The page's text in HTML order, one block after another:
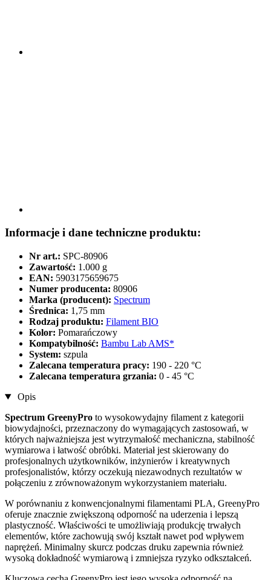
Informacje i dane techniczne produktu:
Nr art.: SPC-80906
Zawartość: 1.000 g
EAN: 5903175659675
Numer producenta: 80906
Marka (producent): Spectrum
Średnica: 1,75 mm
Rodzaj produktu: Filament BIO
Kolor: Pomarańczowy
Kompatybilność: Bambu Lab AMS*
System: szpula
Zalecana temperatura pracy: 190 - 220 °C
Zalecana temperatura grzania: 0 - 45 °C
Opis
Spectrum GreenyPro to wysokowydajny filament z kategorii
biowydajności, przeznaczony do wymagających zastosowań, w
których najważniejsza jest wytrzymałość mechaniczna, stabilność
wymiarowa i łatwość obróbki. Materiał jest skierowany do
profesjonalnych użytkowników, inżynierów i kreatywnych
profesjonalistów, którzy oczekują niezawodnych rezultatów w
połączeniu z zrównoważonym wykorzystaniem materiału.
W porównaniu z konwencjonalnymi filamentami PLA, GreenyPro
oferuje znacznie zwiększoną odporność na uderzenia i lepszą
plastyczność. Właściwości te umożliwiają produkcję trwałych
elementów, które zachowują swój kształt nawet pod wpływem
naprężeń. Minimalny skurcz podczas druku zapewnia również
wysoką dokładność wymiarową i zmniejsza ryzyko odkształceń.